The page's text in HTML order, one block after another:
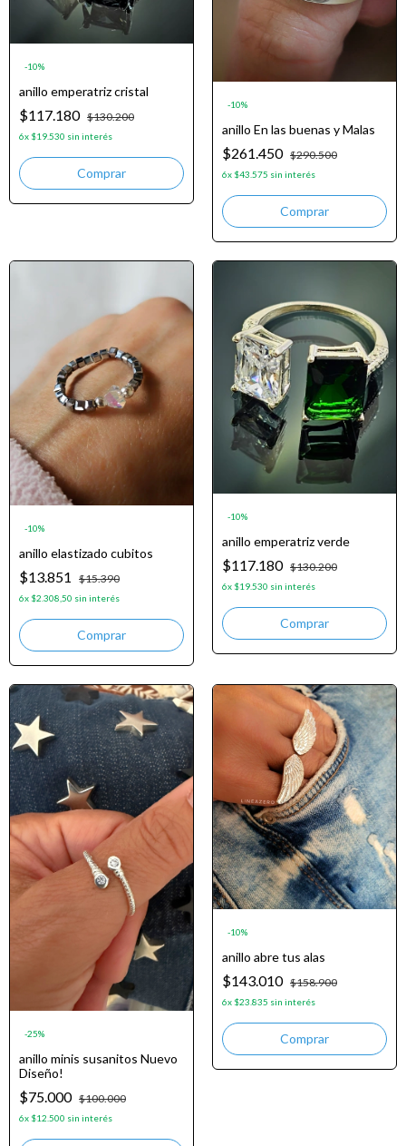
-10%
anillo emperatriz cristal
$117.180 $130.200
6x $19.530 sin interés
-10%
anillo En las buenas y Malas
$261.450 $290.500
6x $43.575 sin interés
-10%
anillo elastizado cubitos
$13.851 $15.390
6x $2.308,50 sin interés
-10%
anillo emperatriz verde
$117.180 $130.200
6x $19.530 sin interés
-25%
anillo minis susanitos Nuevo
Diseño!
$75.000 $100.000
6x $12.500 sin interés
-10%
anillo abre tus alas
$143.010 $158.900
6x $23.835 sin interés